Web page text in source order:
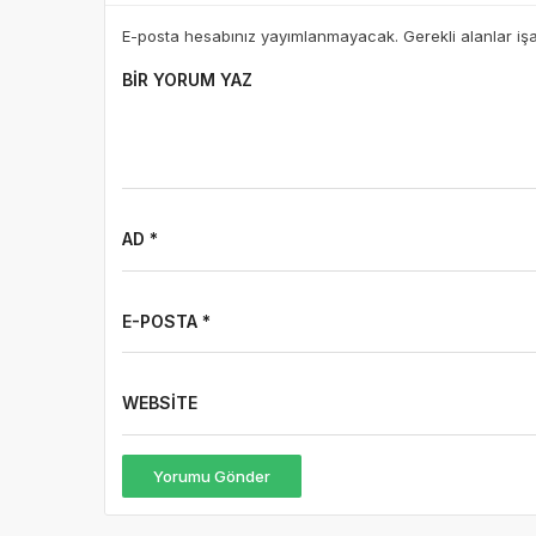
E-posta hesabınız yayımlanmayacak. Gerekli alanlar
BIR YORUM YAZ
AD *
E-POSTA *
WEBSITE
Yorumu Gönder